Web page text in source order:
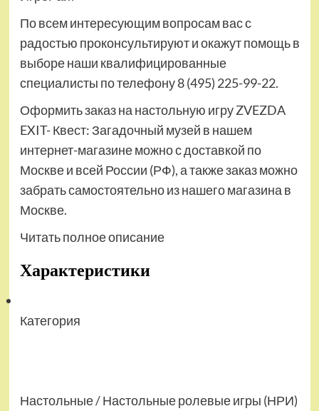
По всем интересующим вопросам вас с
радостью проконсультируют и окажут помощь в
выборе наши квалифицированные
специалисты по телефону 8 (495) 225-99-22.
Оформить заказ на настольную игру ZVEZDA
EXIT- Квест: Загадочный музей в нашем
интернет-магазине можно с доставкой по
Москве и всей России (РФ), а также заказ можно
забрать самостоятельно из нашего магазина в
Москве.
Читать полное описание
Характеристики
Категория
Настольные / Настольные ролевые игры (НРИ)